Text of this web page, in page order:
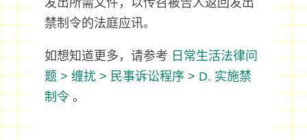
发出所需文件，以传召被告人返回发出
禁制令的法庭应讯。
如想知道更多，请参考 日常生活法律问
题 > 缠扰 > 民事诉讼程序 > D. 实施禁
制令。